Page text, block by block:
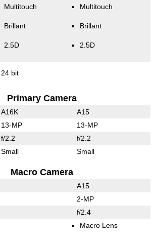
Multitouch
Brillant
2.5D
Multitouch
Brillant
2.5D
24 bit
Primary Camera
A16K A15
13-MP 13-MP
f/2.2 f/2.2
Small Small
Macro Camera
A15
2-MP
f/2.4
Macro Lens